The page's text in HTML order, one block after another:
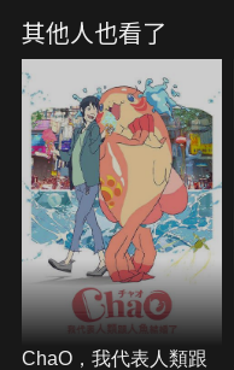
其他人也看了
ChaO，我代表人類跟